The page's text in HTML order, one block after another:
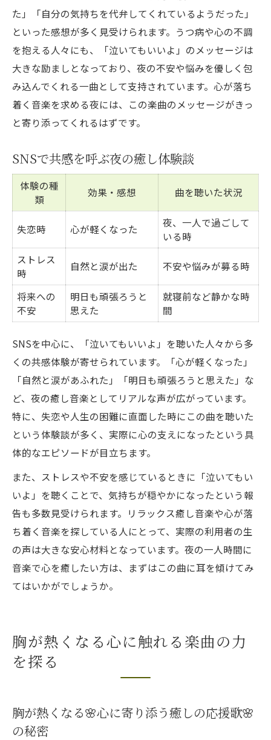
た」「自分の気持ちを代弁してくれているようだった」
といった感想が多く見受けられます。うつ病や心の不調
を抱える人々にも、「泣いてもいいよ」のメッセージは
大きな励ましとなっており、夜の不安や悩みを優しく包
み込んでくれる一曲として支持されています。心が落ち
着く音楽を求める夜には、この楽曲のメッセージがきっ
と寄り添ってくれるはずです。
SNSで共感を呼ぶ夜の癒し体験談
体験の種
類
効果・感想 曲を聴いた状況
失恋時 心が軽くなった
夜、一人で過ごして
いる時
ストレス
時
自然と涙が出た 不安や悩みが募る時
将来への
不安
明日も頑張ろうと
思えた
就寝前など静かな時
間
SNSを中心に、「泣いてもいいよ」を聴いた人々から多
くの共感体験が寄せられています。「心が軽くなった」
「自然と涙があふれた」「明日も頑張ろうと思えた」な
ど、夜の癒し音楽としてリアルな声が広がっています。
特に、失恋や人生の困難に直面した時にこの曲を聴いた
という体験談が多く、実際に心の支えになったという具
体的なエピソードが目立ちます。
また、ストレスや不安を感じているときに「泣いてもい
いよ」を聴くことで、気持ちが穏やかになったという報
告も多数見受けられます。リラックス癒し音楽や心が落
ち着く音楽を探している人にとって、実際の利用者の生
の声は大きな安心材料となっています。夜の一人時間に
音楽で心を癒したい方は、まずはこの曲に耳を傾けてみ
てはいかがでしょうか。
胸が熱くなる心に触れる楽曲の力
を探る
胸が熱くなる🌸心に寄り添う癒しの応援歌🌸
の秘密